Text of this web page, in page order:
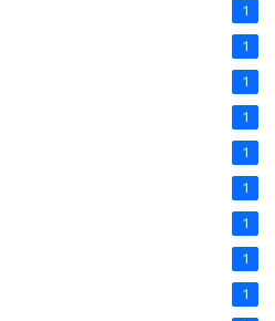
1
1
1
1
1
1
1
1
1